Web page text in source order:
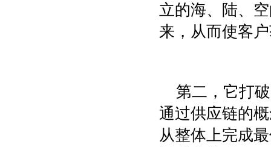
立的海、陆、
来，从而使客
第二，它打
通过供应链的
从整体上完成